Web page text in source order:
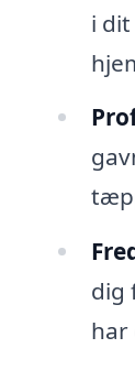
i
dig
har